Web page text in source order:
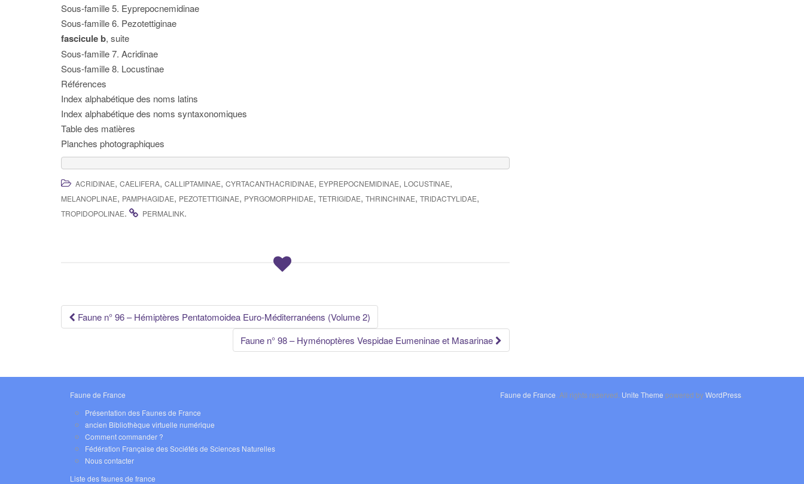
Sous-famille 5. Eyprepocnemidinae
Sous-famille 6. Pezotettiginae
fascicule b, suite
Sous-famille 7. Acridinae
Sous-famille 8. Locustinae
Références
Index alphabétique des noms latins
Index alphabétique des noms syntaxonomiques
Table des matières
Planches photographiques
ACRIDINAE, CAELIFERA, CALLIPTAMINAE, CYRTACANTHACRIDINAE, EYPREPOCNEMIDINAE, LOCUSTINAE,
MELANOPLINAE, PAMPHAGIDAE, PEZOTETTIGINAE, PYRGOMORPHIDAE, TETRIGIDAE, THRINCHINAE, TRIDACTYLIDAE,
TROPIDOPOLINAE. PERMALINK.
Navigation
articles
Faune n° 96 – Hémiptères Pentatomoidea Euro-Méditerranéens (Volume 2)
Faune n° 98 – Hyménoptères Vespidae Eumeninae et Masarinae
Faune de France
Présentation des Faunes de France
ancien Bibliothèque virtuelle numérique
Comment commander ?
Fédération Française des Sociétés de Sciences Naturelles
Nous contacter
Liste des faunes de france
Faune de France . All rights reserved. Unite Theme powered byWordPress